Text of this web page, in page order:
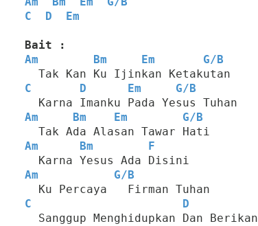
C
D Em
Bait :
Am
Bm Em G/ B
  Tak Kan Ku Ijinkan Ketakutan
C
D Em G/ B
  Karna Imanku Pada Yesus Tuhan
Am
Bm Em G/ B
  Tak Ada Alasan Tawar Hati
Am
Bm
F
  Karna Yesus Ada Disini
Am
G/ B
  Ku Percaya   Firman Tuhan
C
D
  Sanggup Menghidupkan Dan Berikan